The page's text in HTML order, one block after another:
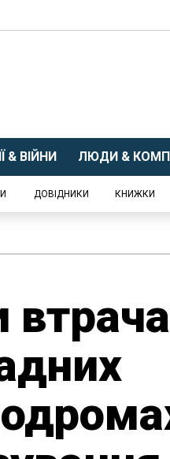
& ВІЙНИ ЛЮДИ &
ДОВІДНИКИ КНИЖКИ